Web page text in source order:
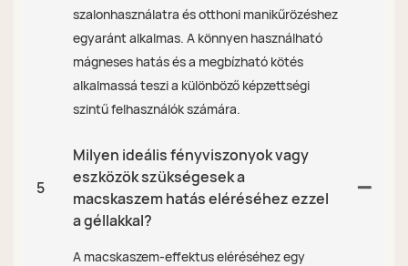
szalonhasználatra és otthoni manikűrözéshez
egyaránt alkalmas. A könnyen használható
mágneses hatás és a megbízható kötés
alkalmassá teszi a különböző képzettségi
szintű felhasználók számára.
5
Milyen ideális fényviszonyok vagy
eszközök szükségesek a
macskaszem hatás eléréséhez ezzel
a géllakkal?
A macskaszem-effektus eléréséhez egy